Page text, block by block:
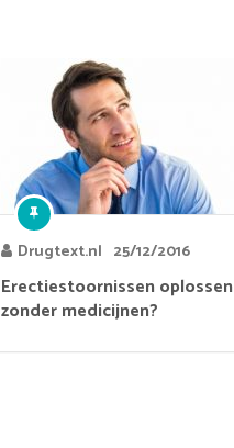
Drugtext.nl 25/12/2016
Erectiestoornissen oplossen
zonder medicijnen?